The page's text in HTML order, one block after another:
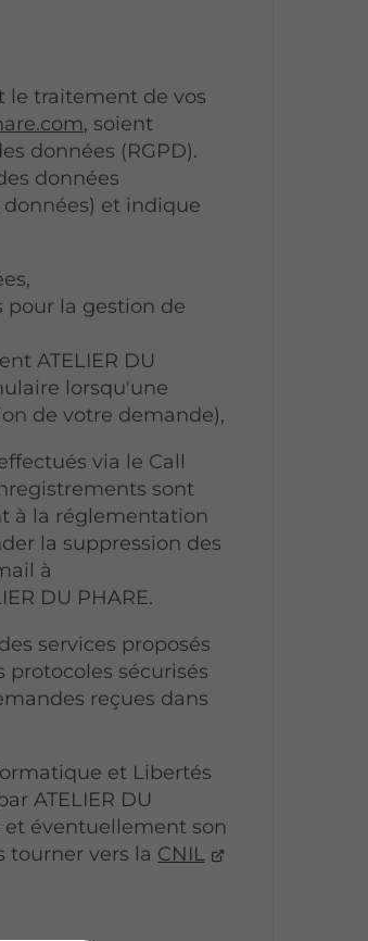
le traitement de vos
, soient
données (RGPD).
données
et indique
pour la gestion de
ATELIER DU
lorsqu'une
de votre demande),
via le Call
sont
à la réglementation
la suppression des
à
DU PHARE.
services proposés
protocoles sécurisés
reçues dans
et Libertés
ATELIER DU
et éventuellement son
tourner vers la CNIL